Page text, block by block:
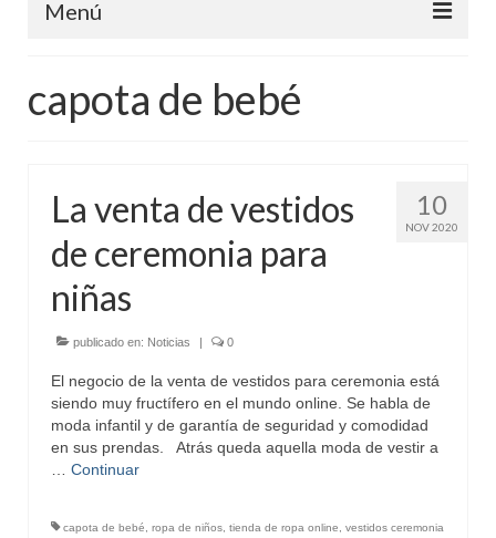
Menú
Cómo buscar trabajo
El Currículum
Ejemplos de CV
La Entrevista
Ejemplos de Entrevistas de trabajo
Como vestirse
El Entrevistador
Preguntas de Marketing
Entrevista por Skype
capota de bebé
10
NOV 2020
La venta de vestidos
de ceremonia para
niñas
publicado en: Noticias | 0
El negocio de la venta de vestidos para ceremonia está
siendo muy fructífero en el mundo online. Se habla de
moda infantil y de garantía de seguridad y comodidad
en sus prendas. Atrás queda aquella moda de vestir a
Continuar
capota de bebé ropa de niños tienda de ropa online
vestidos ceremonia